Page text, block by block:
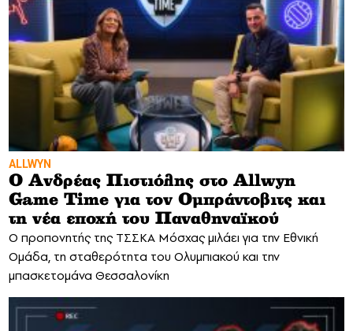
ALLWYN
Ο Ανδρέας Πιστιόλης στο Allwyn
Game Time για τον Ομπράντοβιτς και
τη νέα εποχή του Παναθηναϊκού
Ο προπονητής της ΤΣΣΚΑ Μόσχας μιλάει για την Εθνική
Ομάδα, τη σταθερότητα του Ολυμπιακού και την
μπασκετομάνα Θεσσαλονίκη